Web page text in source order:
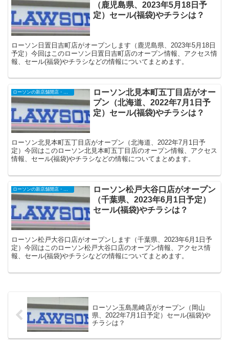
（鹿児島県、2023年5月18日予
定）セール(福袋)やチラシは？
ローソン日置日吉町店がオープンします（鹿児島県、2023年5月18日
予定）今回はこのローソン日置日吉町店のオープン情報、アクセス情
報、セール(福袋)やチラシなどの情報についてまとめます。
ローソン北見本町五丁目店がオー
プン（北海道、2022年7月1日予
定）セール(福袋)やチラシは？
ローソン北見本町五丁目店がオープン（北海道、2022年7月1日予
定）今回はこのローソン北見本町五丁目店のオープン情報、アクセス
情報、セール(福袋)やチラシなどの情報についてまとめます。
ローソンの新店舗開店・オープンセール
ローソン松戸大谷口店がオープン
（千葉県、2023年6月1日予定）
セール(福袋)やチラシは？
ローソン松戸大谷口店がオープンします（千葉県、2023年6月1日予
定）今回はこのローソン松戸大谷口店のオープン情報、アクセス情
報、セール(福袋)やチラシなどの情報についてまとめます。
ローソン玉島黒崎店がオープン（岡山
県、2022年7月1日予定）セール(福袋)や
チラシは？